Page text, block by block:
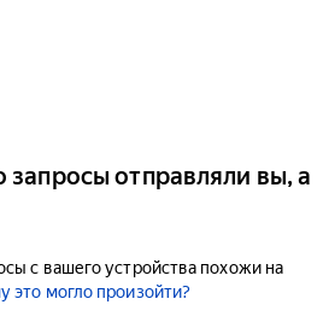
запросы отправляли вы, а
с вашего устройства похожи на
это могло произойти?